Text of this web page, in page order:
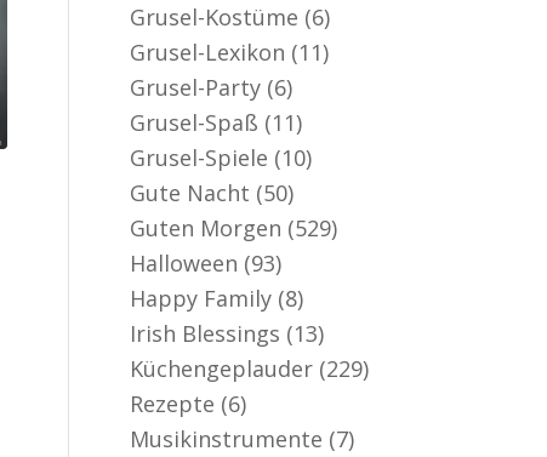
Grusel-Kostüme (6)
Grusel-Lexikon (11)
Grusel-Party (6)
Grusel-Spaß (11)
Grusel-Spiele (10)
Gute Nacht (50)
Guten Morgen (529)
Halloween (93)
Happy Family (8)
Irish Blessings (13)
Küchengeplauder (229)
Rezepte (6)
Musikinstrumente (7)